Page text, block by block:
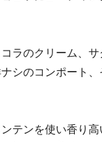
ラのクリーム、
シのコンポート
テンを使い香り